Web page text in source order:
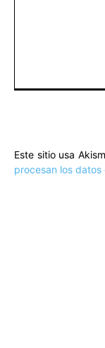
Este sitio usa
procesan los